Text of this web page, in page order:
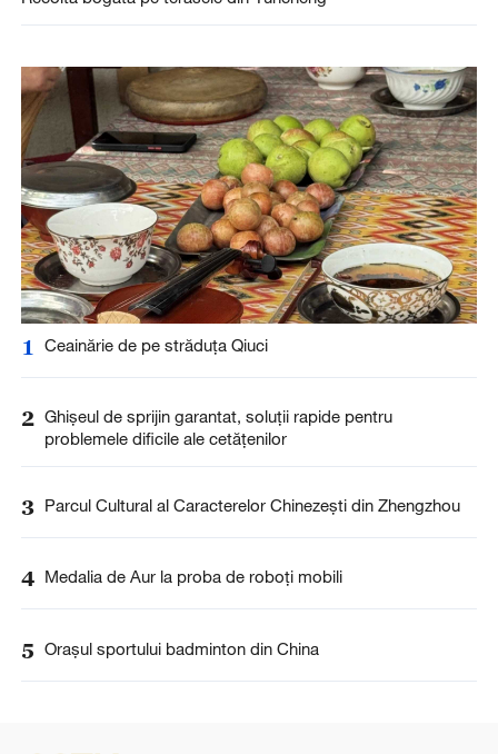
1 Ceainărie de pe străduța Qiuci
2 Ghișeul de sprijin garantat, soluții rapide pentru
problemele dificile ale cetățenilor
3 Parcul Cultural al Caracterelor Chinezești din Zhengzhou
4 Medalia de Aur la proba de roboți mobili
5 Orașul sportului badminton din China